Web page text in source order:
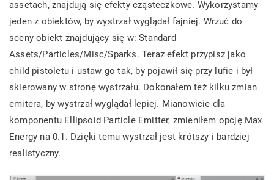
assetach, znajdują się efekty cząsteczkowe. Wykorzystamy
jeden z obiektów, by wystrzał wyglądał fajniej. Wrzuć do
sceny obiekt znajdujący się w: Standard
Assets/Particles/Misc/Sparks. Teraz efekt przypisz jako
child pistoletu i ustaw go tak, by pojawił się przy lufie i był
skierowany w stronę wystrzału. Dokonałem też kilku zmian
emitera, by wystrzał wyglądał lepiej. Mianowicie dla
komponentu Ellipsoid Particle Emitter, zmieniłem opcję Max
Energy na 0.1. Dzięki temu wystrzał jest krótszy i bardziej
realistyczny.